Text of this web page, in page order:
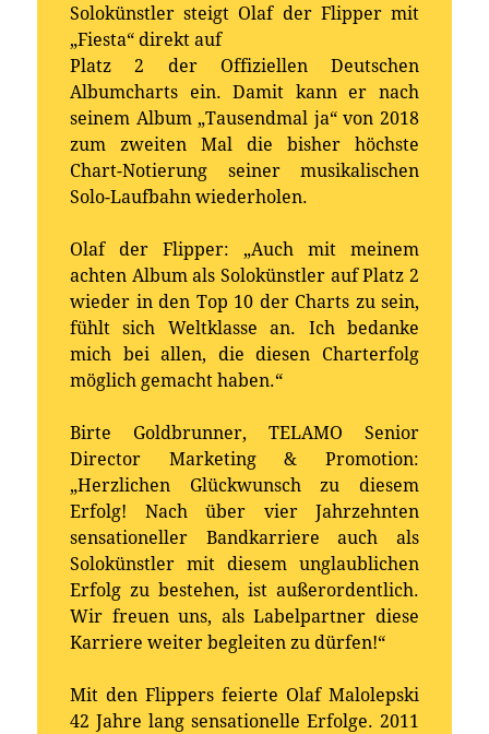
Solokünstler steigt Olaf der Flipper mit
„Fiesta“ direkt auf
Platz 2 der Offiziellen Deutschen
Albumcharts ein. Damit kann er nach
seinem Album „Tausendmal ja“ von 2018
zum zweiten Mal die bisher höchste
Chart-Notierung seiner musikalischen
Solo-Laufbahn wiederholen.
Olaf der Flipper: „Auch mit meinem
achten Album als Solokünstler auf Platz 2
wieder in den Top 10 der Charts zu sein,
fühlt sich Weltklasse an. Ich bedanke
mich bei allen, die diesen Charterfolg
möglich gemacht haben.“
Birte Goldbrunner, TELAMO Senior
Director Marketing & Promotion:
„Herzlichen Glückwunsch zu diesem
Erfolg! Nach über vier Jahrzehnten
sensationeller Bandkarriere auch als
Solokünstler mit diesem unglaublichen
Erfolg zu bestehen, ist außerordentlich.
Wir freuen uns, als Labelpartner diese
Karriere weiter begleiten zu dürfen!“
Mit den Flippers feierte Olaf Malolepski
42 Jahre lang sensationelle Erfolge. 2011